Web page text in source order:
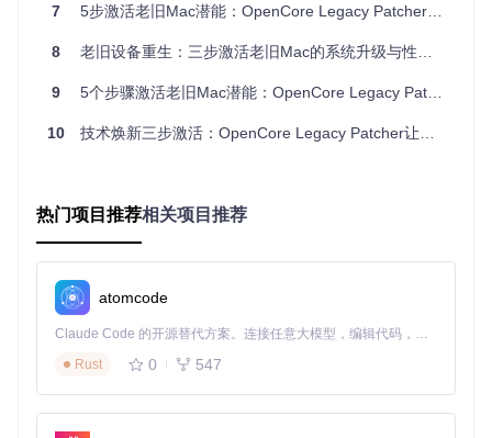
[ ] 设备电量保持在50%以上
核心实施步骤
系统自动生成硬件适配配置文件（位于payloads/Confi
选择目标安装磁盘（内部硬盘或外部USB）
出现"Build Complete"提示窗口
目标磁盘出现EFI分区
重启时按住Option键能看到OpenCore引导选项
系统部署优化：从下载到安装的全流程加速
如何在老旧硬件上实现高效的系统下载与安装？OpenCore Le
gacy Patcher内置的智能下载管理器会根据设备性能动态调整
7 5步激活老旧Mac潜能：OpenCore Legacy Patcher全攻略
8 老旧设备重生：三步激活老旧Mac的系统升级与性能优化指南
9 5个步骤激活老旧Mac潜能：OpenCore Legacy Patcher非官方系统适配指南
10 技术焕新三步激活：OpenCore Legacy Patcher让旧设备重获新生
热门项目推荐相关项目推荐
atomcode
Claude Code 的开源替代方案。连接任意大模型，编辑代码，运行命令，自动验证 — 全自动执行。用 Rust 构建，极致性能。 ｜ An open-source alternative to Claude Code. Connect any LLM, edit code, run commands, and verify changes — autonomously. Built in Rust for speed. Get Started
Rust
0 547